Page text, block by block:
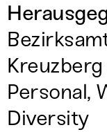
Personal,
Diversity